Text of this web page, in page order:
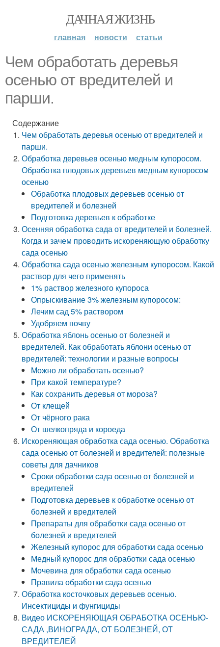
ДАЧНАЯ ЖИЗНЬ
главная новости статьи
Чем обработать деревья
осенью от вредителей и
парши.
Содержание
Чем обработать деревья осенью от вредителей и
парши.
Обработка деревьев осенью медным купоросом.
Обработка плодовых деревьев медным купоросом
осенью
Обработка плодовых деревьев осенью от
вредителей и болезней
Подготовка деревьев к обработке
Осенняя обработка сада от вредителей и болезней.
Когда и зачем проводить искореняющую обработку
сада осенью
Обработка сада осенью железным купоросом. Какой
раствор для чего применять
1% раствор железного купороса
Опрыскивание 3% железным купоросом:
Лечим сад 5% раствором
Удобряем почву
Обработка яблонь осенью от болезней и
вредителей. Как обработать яблони осенью от
вредителей: технологии и разные вопросы
Можно ли обработать осенью?
При какой температуре?
Как сохранить деревья от мороза?
От клещей
От чёрного рака
От шелкопряда и короеда
Искореняющая обработка сада осенью. Обработка
сада осенью от болезней и вредителей: полезные
советы для дачников
Сроки обработки сада осенью от болезней и
вредителей
Подготовка деревьев к обработке осенью от
болезней и вредителей
Препараты для обработки сада осенью от
болезней и вредителей
Железный купорос для обработки сада осенью
Медный купорос для обработки сада осенью
Мочевина для обработки сада осенью
Правила обработки сада осенью
Обработка косточковых деревьев осенью.
Инсектициды и фунгициды
Видео ИСКОРЕНЯЮЩАЯ ОБРАБОТКА ОСЕНЬЮ-
САДА ,ВИНОГРАДА, ОТ БОЛЕЗНЕЙ, ОТ
ВРЕДИТЕЛЕЙ